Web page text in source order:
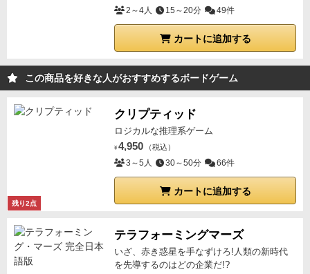
2～4人 15～20分 49件
カートに追加する
この商品を好きな人がおすすめするボードゲーム
残り2点
クリプティッド
ロジカルな推理系ゲーム
¥ 4,950 （税込）
3～5人 30～50分 66件
カートに追加する
テラフォーミングマーズ
いざ、赤き惑星を手なずけろ!人類の新時代
を先導するのはどの企業だ!?